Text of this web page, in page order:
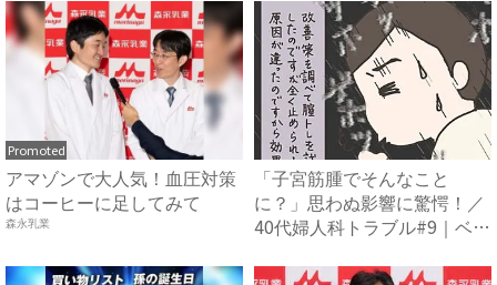
Promoted
アマゾンで大人気！血圧対策
はコーヒーに足してみて
森永乳業
「子宮筋腫でそんなこと
に？」思わぬ影響に驚愕！／
40代婦人科トラブル#9｜ベビ